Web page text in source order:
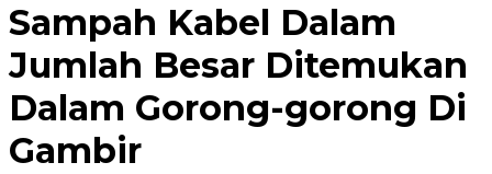
Sampah Kabel Dalam
Jumlah Besar Ditemukan
Dalam Gorong-gorong Di
Gambir